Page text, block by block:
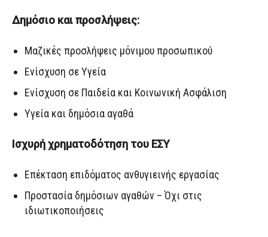
Δημόσιο και προσλήψεις:
Μαζικές προσλήψεις μόνιμου προσωπικού
Ενίσχυση σε Υγεία
Ενίσχυση σε Παιδεία και Κοινωνική Ασφάλιση
Υγεία και δημόσια αγαθά
Ισχυρή χρηματοδότηση του ΕΣΥ
Επέκταση επιδόματος ανθυγιεινής εργασίας
Προστασία δημόσιων αγαθών – Όχι στις
ιδιωτικοποιήσεις